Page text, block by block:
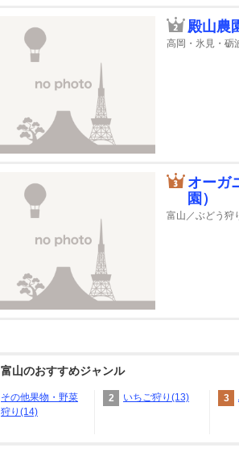
殿山農
高岡・氷見・砺
オーガ
園）
富山／ぶどう狩
富山のおすすめジャンル
その他果物・野菜
狩り(14)
2 いちご狩り(13) 3